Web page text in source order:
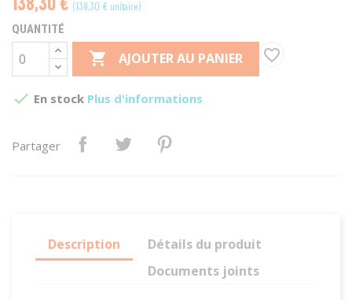
(138,30 € unitaire)
QUANTITÉ
 AJOUTER AU PANIER favorite_border
 En stock Plus d'informations
Partager
Description
Détails du produit
Documents joints